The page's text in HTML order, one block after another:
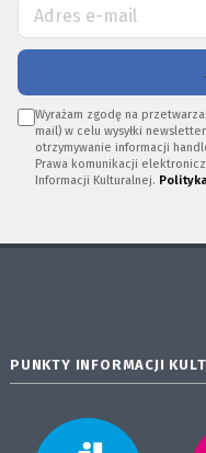
Wyrażam zgodę na
mail) w celu wysyłki
otrzymywanie informacji
Prawa komunikacji
Informacji Kulturalnej.
PUNKTY INFORMACJI